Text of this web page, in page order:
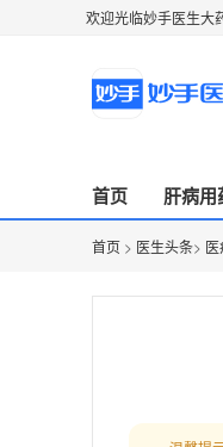
欢迎光临妙手医生大
首页 肝病
首页 > 医生头条>